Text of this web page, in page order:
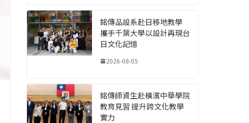
銘傳品設系赴日移地教學
攜手千葉大學以設計再現台
日文化記憶
2026-08-05
銘傳師資生赴橫濱中華學院
教育見習 提升跨文化教學
實力